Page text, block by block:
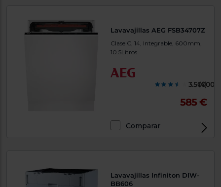
Lavavajillas AEG FSB34707Z
Clase C, 14, Integrable, 600mm,
10.5Litros
(4)
585 €
Comparar
Lavavajillas Infiniton DIW-
BB606